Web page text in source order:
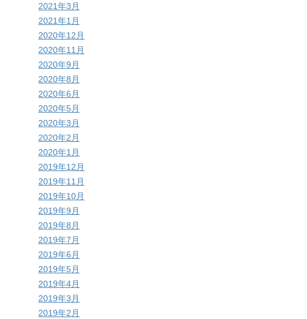
2021年3月
2021年1月
2020年12月
2020年11月
2020年9月
2020年8月
2020年6月
2020年5月
2020年3月
2020年2月
2020年1月
2019年12月
2019年11月
2019年10月
2019年9月
2019年8月
2019年7月
2019年6月
2019年5月
2019年4月
2019年3月
2019年2月